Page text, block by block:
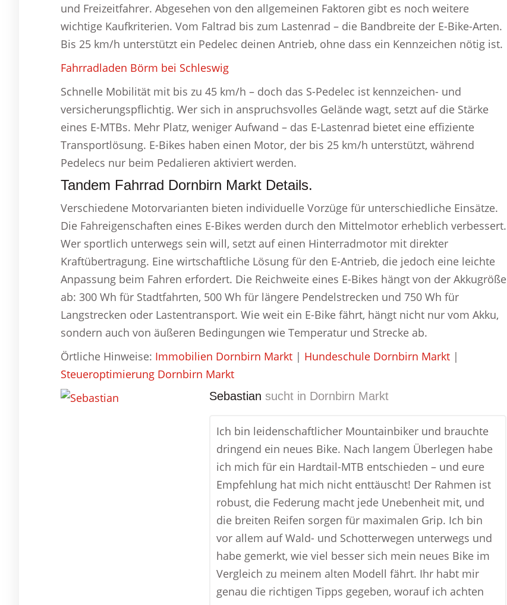
und Freizeitfahrer. Abgesehen von den allgemeinen Faktoren gibt es noch weitere
wichtige Kaufkriterien. Vom Faltrad bis zum Lastenrad – die Bandbreite der E-Bike-Arten.
Bis 25 km/h unterstützt ein Pedelec deinen Antrieb, ohne dass ein Kennzeichen nötig ist.
Fahrradladen Börm bei Schleswig
Schnelle Mobilität mit bis zu 45 km/h – doch das S-Pedelec ist kennzeichen- und
versicherungspflichtig. Wer sich in anspruchsvolles Gelände wagt, setzt auf die Stärke
eines E-MTBs. Mehr Platz, weniger Aufwand – das E-Lastenrad bietet eine effiziente
Transportlösung. E-Bikes haben einen Motor, der bis 25 km/h unterstützt, während
Pedelecs nur beim Pedalieren aktiviert werden.
Tandem Fahrrad Dornbirn Markt Details.
Verschiedene Motorvarianten bieten individuelle Vorzüge für unterschiedliche Einsätze.
Die Fahreigenschaften eines E-Bikes werden durch den Mittelmotor erheblich verbessert.
Wer sportlich unterwegs sein will, setzt auf einen Hinterradmotor mit direkter
Kraftübertragung. Eine wirtschaftliche Lösung für den E-Antrieb, die jedoch eine leichte
Anpassung beim Fahren erfordert. Die Reichweite eines E-Bikes hängt von der Akkugröße
ab: 300 Wh für Stadtfahrten, 500 Wh für längere Pendelstrecken und 750 Wh für
Langstrecken oder Lastentransport. Wie weit ein E-Bike fährt, hängt nicht nur vom Akku,
sondern auch von äußeren Bedingungen wie Temperatur und Strecke ab.
Örtliche Hinweise: Immobilien Dornbirn Markt | Hundeschule Dornbirn Markt |
Steueroptimierung Dornbirn Markt
Sebastian sucht in Dornbirn Markt
Ich bin leidenschaftlicher Mountainbiker und brauchte
dringend ein neues Bike. Nach langem Überlegen habe
ich mich für ein Hardtail-MTB entschieden – und eure
Empfehlung hat mich nicht enttäuscht! Der Rahmen ist
robust, die Federung macht jede Unebenheit mit, und
die breiten Reifen sorgen für maximalen Grip. Ich bin
vor allem auf Wald- und Schotterwegen unterwegs und
habe gemerkt, wie viel besser sich mein neues Bike im
Vergleich zu meinem alten Modell fährt. Ihr habt mir
genau die richtigen Tipps gegeben, worauf ich achten